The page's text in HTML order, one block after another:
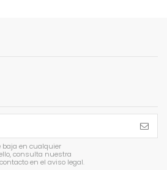
baja en cualquier
consulta nuestra
en el aviso legal.